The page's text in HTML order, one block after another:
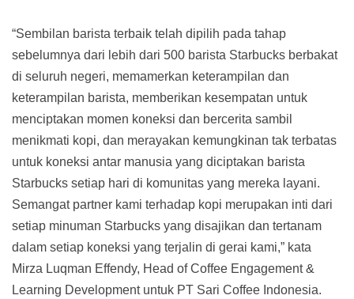
“Sembilan barista terbaik telah dipilih pada tahap
sebelumnya dari lebih dari 500 barista Starbucks berbakat
di seluruh negeri, memamerkan keterampilan dan
keterampilan barista, memberikan kesempatan untuk
menciptakan momen koneksi dan bercerita sambil
menikmati kopi, dan merayakan kemungkinan tak terbatas
untuk koneksi antar manusia yang diciptakan barista
Starbucks setiap hari di komunitas yang mereka layani.
Semangat partner kami terhadap kopi merupakan inti dari
setiap minuman Starbucks yang disajikan dan tertanam
dalam setiap koneksi yang terjalin di gerai kami,” kata
Mirza Luqman Effendy, Head of Coffee Engagement &
Learning Development untuk PT Sari Coffee Indonesia.